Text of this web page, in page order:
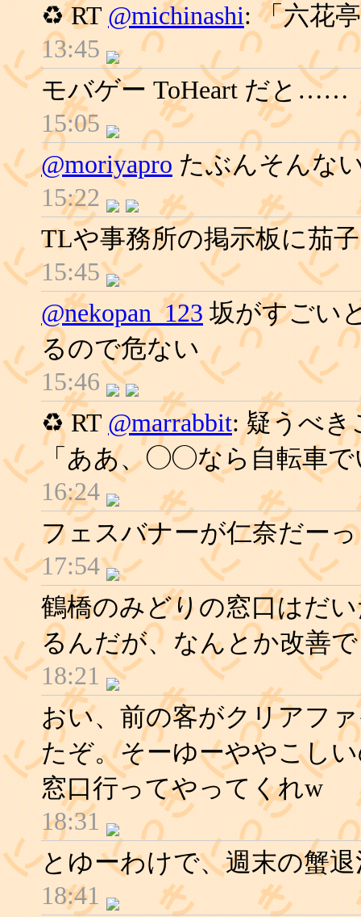
♻ RT @michinashi: 「六花
13:45
モバゲー ToHeart だと……
15:05
@moriyapro たぶんそんな
15:22
TLや事務所の掲示板に茄
15:45
@nekopan_123 坂がすごい
るので危ない
15:46
♻ RT @marrabbit: 疑うべき
「ああ、◯◯なら自転車で
16:24
フェスバナーが仁奈だーっ
17:54
鶴橋のみどりの窓口はだ
るんだが、なんとか改善
18:21
おい、前の客がクリアフ
たぞ。そーゆーややこし
窓口行ってやってくれw
18:31
とゆーわけで、週末の蟹
18:41